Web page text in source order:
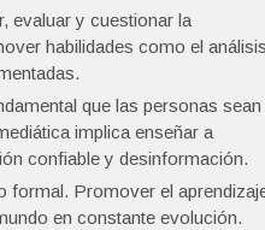
evaluar y cuestionar la
habilidades como el análisis
que las personas sean
implica enseñar a
confiable y desinformación.
formal. Promover el
en constante evolución.